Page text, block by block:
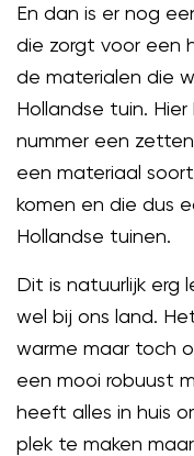
En dan is er nog
die zorgt voor een
de materialen die
Hollandse tuin.
nummer een
een materiaal
komen en die dus
Hollandse tuinen.
Dit is natuurlijk erg
wel bij ons land.
warme maar toch
een mooi robuust
heeft alles in huis
plek te maken